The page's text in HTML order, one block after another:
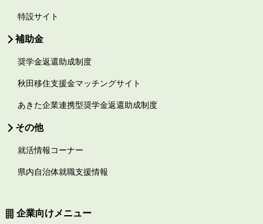
特設サイト
補助金
奨学金返還助成制度
秋田移住支援金マッチングサイト
あきた企業連携型奨学金返還助成制度
その他
就活情報コーナー
県内自治体就職支援情報
企業向けメニュー